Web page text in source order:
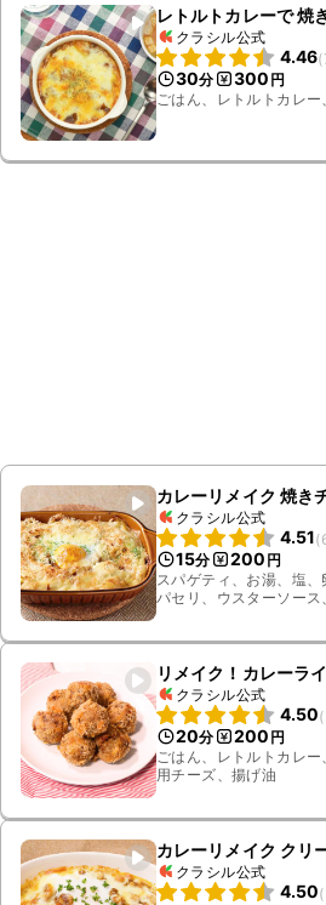
レトルトカレーで 焼
クラシル公式
4.46(
30分 300 円
ごはん、レトルトカレ
カレーリメイク 焼き
クラシル公式
4.51(
15分 200 円
スパゲティ、お湯、塩、
パセリ、ウスターソース
リメイク！カレーラ
クラシル公式
4.50(
20分 200 円
ごはん、レトルトカレ
用チーズ、揚げ油
カレーリメイク クリ
クラシル公式
4.50(